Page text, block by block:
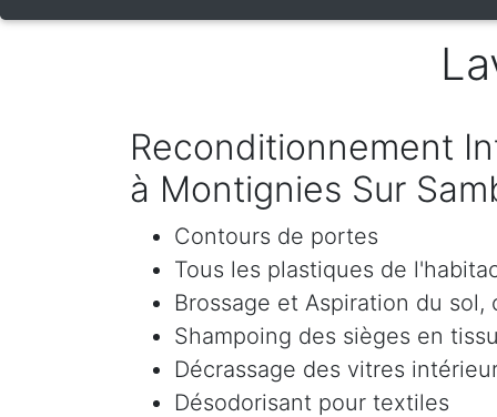
Reconditionnement
à Montignies Sur
Contours de portes
Tous les plastiques de
Brossage et Aspiration du
Shampoing des sièges en
Décrassage des vitres
Désodorisant pour textiles